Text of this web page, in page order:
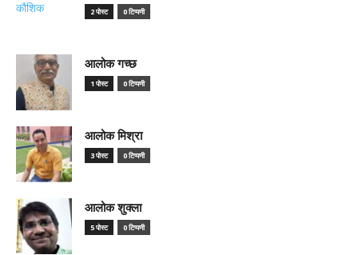
2 पोस्ट 0 टिप्पणी
आलोक गच्छ
1 पोस्ट 0 टिप्पणी
आलोक मिश्रा
3 पोस्ट 0 टिप्पणी
आलोक शुक्ला
5 पोस्ट 0 टिप्पणी